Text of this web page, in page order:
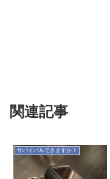
関連記事
サバイバルできますか？